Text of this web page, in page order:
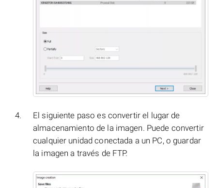
El siguiente paso es convertir el lugar de
almacenamiento de la imagen. Puede convertir
cualquier unidad conectada a un PC, o guardar
la imagen a través de FTP.